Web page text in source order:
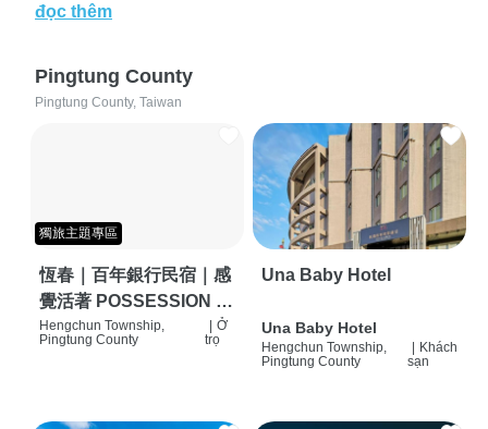
đọc thêm
Pingtung County
Pingtung County, Taiwan
獨旅主題專區
恆春｜百年銀行民宿｜感
覺活著 POSSESSION |
背包客棧 | 恆春必住特色
Hengchun Township,
Pingtung County
Ở
trọ
Una Baby Hotel
Una Baby Hotel
Hengchun Township,
Pingtung County
Khách
sạn